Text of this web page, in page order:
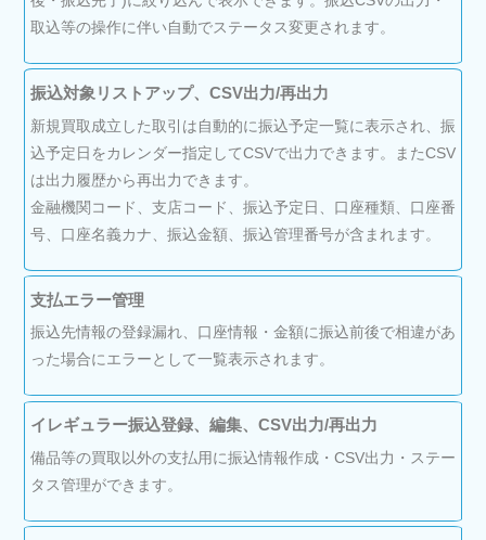
取込等の操作に伴い自動でステータス変更されます。
振込対象リストアップ、CSV出力/再出力
新規買取成立した取引は自動的に振込予定一覧に表示され、振
込予定日をカレンダー指定してCSVで出力できます。またCSV
は出力履歴から再出力できます。
金融機関コード、支店コード、振込予定日、口座種類、口座番
号、口座名義カナ、振込金額、振込管理番号が含まれます。
支払エラー管理
振込先情報の登録漏れ、口座情報・金額に振込前後で相違があ
った場合にエラーとして一覧表示されます。
イレギュラー振込登録、編集、CSV出力/再出力
備品等の買取以外の支払用に振込情報作成・CSV出力・ステー
タス管理ができます。